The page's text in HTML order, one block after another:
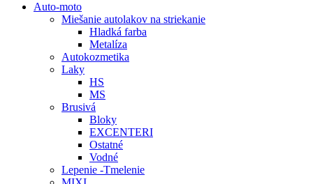
Auto-moto
Miešanie autolakov na striekanie
Hladká farba
Metalíza
Autokozmetika
Laky
HS
MS
Brusivá
Bloky
EXCENTERI
Ostatné
Vodné
Lepenie -Tmelenie